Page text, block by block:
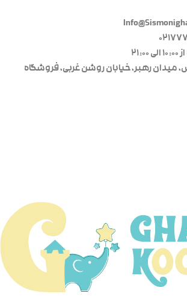
میدان رهبر، خیابان روشن غربی، فروشگاه